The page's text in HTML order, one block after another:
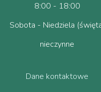
8:00 - 18:00
Sobota - Niedziela
nieczynne
Dane kontaktowe